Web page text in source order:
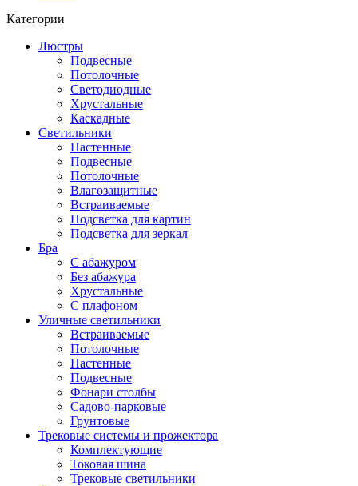
Категории
Люстры
Подвесные
Потолочные
Светодиодные
Хрустальные
Каскадные
Светильники
Настенные
Подвесные
Потолочные
Влагозащитные
Встраиваемые
Подсветка для картин
Подсветка для зеркал
Бра
С абажуром
Без абажура
Хрустальные
С плафоном
Уличные светильники
Встраиваемые
Потолочные
Настенные
Подвесные
Фонари столбы
Садово-парковые
Грунтовые
Трековые системы и прожектора
Комплектующие
Токовая шина
Трековые светильники